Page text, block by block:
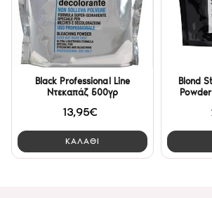
Black Professional Line
Ντεκαπάζ 500γρ
13,95€
ΚΑΛΑΘΙ
Blond